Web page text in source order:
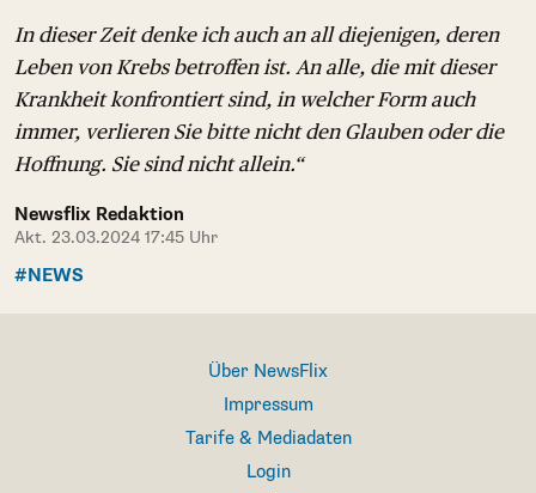
In dieser Zeit denke ich auch an all diejenigen, deren
Leben von Krebs betroffen ist. An alle, die mit dieser
Krankheit konfrontiert sind, in welcher Form auch
immer, verlieren Sie bitte nicht den Glauben oder die
Hoffnung. Sie sind nicht allein.“
Newsflix Redaktion
Akt. 23.03.2024 17:45 Uhr
#NEWS
Über NewsFlix
Impressum
Tarife & Mediadaten
Login